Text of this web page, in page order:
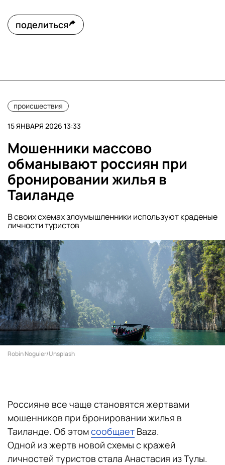
поделиться
происшествия
15 ЯНВАРЯ 2026 13:33
Мошенники массово
обманывают россиян при
бронировании жилья в
Таиланде
В своих схемах злоумышленники используют краденые
личности туристов
Robin Noguier/Unsplash
Россияне все чаще становятся жертвами
мошенников при бронировании жилья в
Таиланде. Об этомсообщает Baza.
Одной из жертв новой схемы с кражей
личностей туристов стала Анастасия из Тулы.